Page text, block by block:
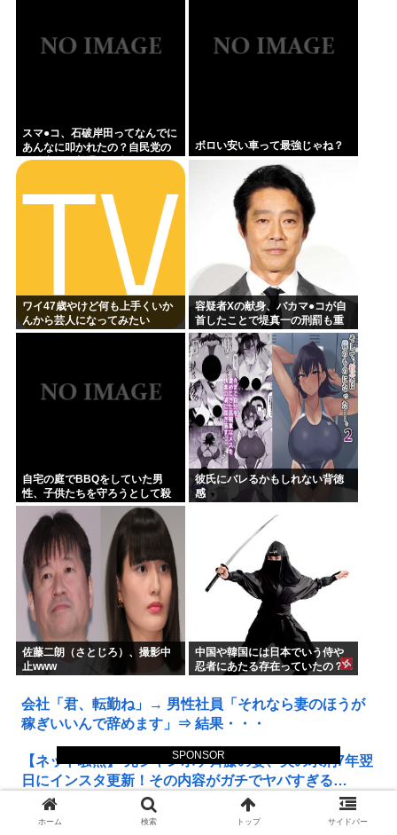
SPONSOR
スマ●コ、石破岸田ってなんでに
あんなに叩かれたの？自民党の
政治家だし普通に保守じゃん
ボロい安い車って最強じゃね？
ワイ47歳やけど何も上手くいか
んから芸人になってみたい
容疑者Xの献身、バカマ●コが自
首したことで堤真一の刑罰も重
くなるwww
自宅の庭でBBQをしていた男
性、子供たちを守ろうとして殺
害されてしまう
彼氏にバレるかもしれない背徳
感
佐藤二朗（さとじろ）、撮影中
止www
中国や韓国には日本でいう侍や
忍者にあたる存在っていたの？
会社「君、転勤ね」→ 男性社員「それなら妻のほうが
稼ぎいいんで辞めます」⇒ 結果・・・
【ネット騒然】 元ジャンポケ斉藤の妻、夫の求刑7年翌
日にインスタ更新！その内容がガチでヤバすぎる…
【悲報】 とにかくヤりたくてブスと付き合ったらｗｗ
ホーム 検索 トップ サイドバー